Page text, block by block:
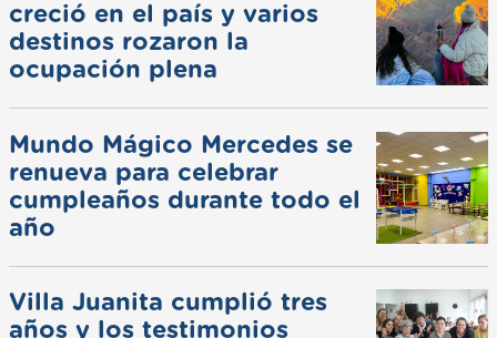
creció en el país y varios
destinos rozaron la
ocupación plena
Mundo Mágico Mercedes se
renueva para celebrar
cumpleaños durante todo el
año
Villa Juanita cumplió tres
años y los testimonios